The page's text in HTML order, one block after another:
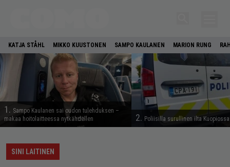
KATJA STÅHL MIKKO KUUSTONEN SAMPO KAULANEN MARION RUNG
1. Sampo Kaulanen sai oudon tulehduksen –
makaa hoitolaitteessa nytkähdellen
2. Poliisilla surullinen ilta
SINI LAITINEN